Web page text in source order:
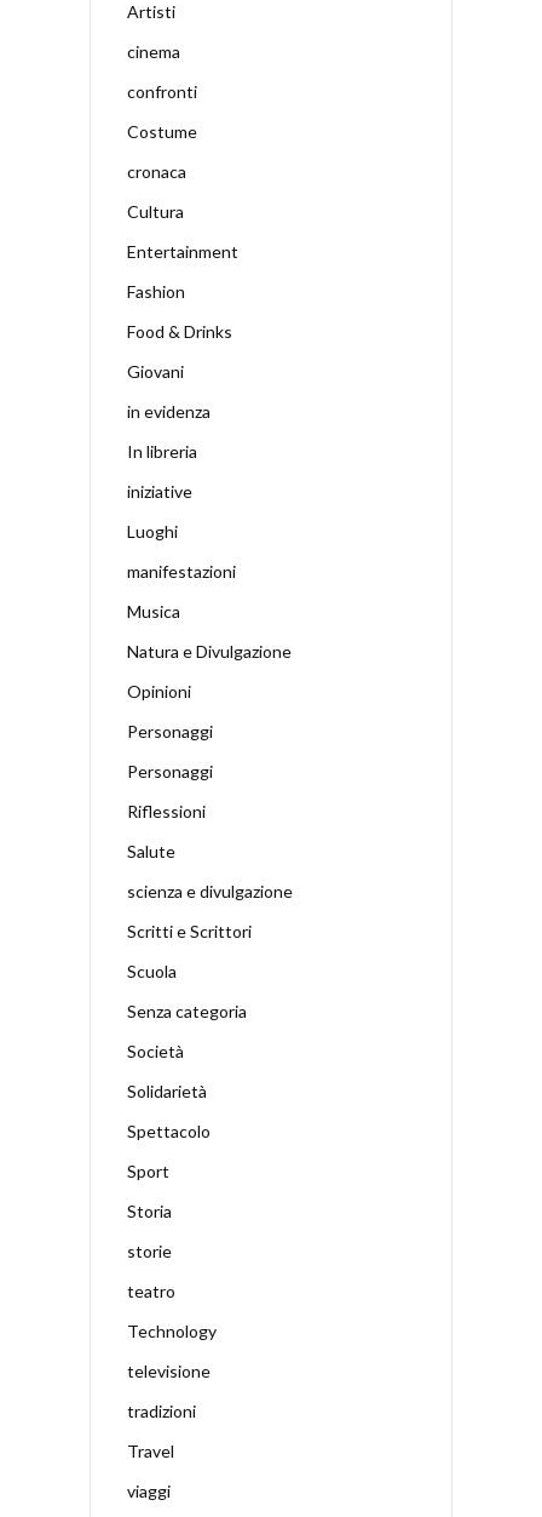
Artisti
cinema
confronti
Costume
cronaca
Cultura
Entertainment
Fashion
Food & Drinks
Giovani
in evidenza
In libreria
iniziative
Luoghi
manifestazioni
Musica
Natura e Divulgazione
Opinioni
Personaggi
Personaggi
Riflessioni
Salute
scienza e divulgazione
Scritti e Scrittori
Scuola
Senza categoria
Società
Solidarietà
Spettacolo
Sport
Storia
storie
teatro
Technology
televisione
tradizioni
Travel
viaggi